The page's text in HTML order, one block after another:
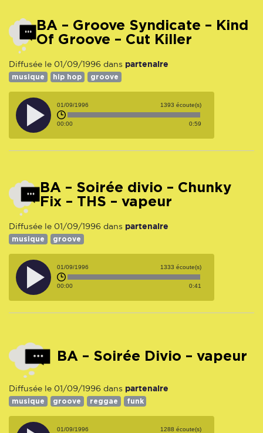
BA – Groove Syndicate – Kind
Of Groove – Cut Killer
Diffusée le 01/09/1996 dans partenaire
musique hip hop groove
01/09/1996 1393 écoute(s)
00:00 0:59
BA – Soirée divio – Chunky
Fix – THS – vapeur
Diffusée le 01/09/1996 dans partenaire
musique groove
01/09/1996 1333 écoute(s)
00:00 0:41
BA – Soirée Divio – vapeur
Diffusée le 01/09/1996 dans partenaire
musique groove reggae funk
01/09/1996 1288 écoute(s)